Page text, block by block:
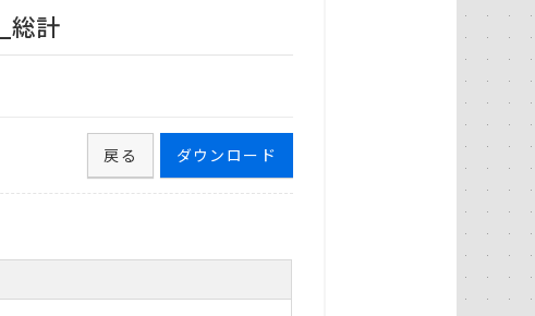
総計
ダウンロード
戻る